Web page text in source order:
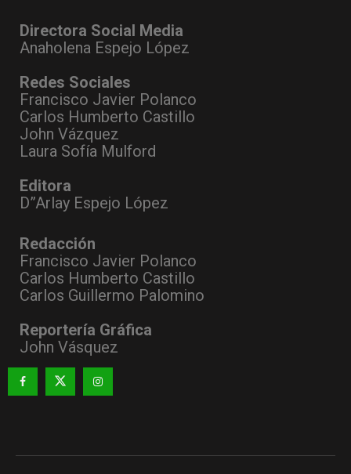
Directora Social Media
Anaholena Espejo López
Redes Sociales
Francisco Javier Polanco
Carlos Humberto Castillo
John Vázquez
Laura Sofía Mulford
Editora
D”Arlay Espejo López
Redacción
Francisco Javier Polanco
Carlos Humberto Castillo
Carlos Guillermo Palomino
Reportería Gráfica
John Vásquez